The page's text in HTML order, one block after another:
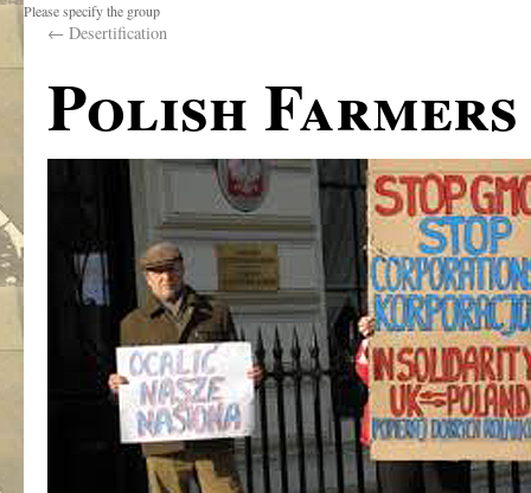
Please specify the group
← Desertification
Polish